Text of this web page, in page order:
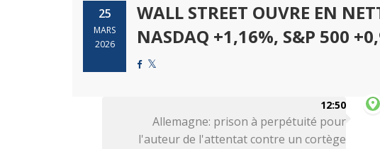
25
MARS
2026
WALL STREET OUVRE EN
NASDAQ +1,16%, S&P 500
12:50
Allemagne: prison à perpétuité pour
l'auteur de l'attentat contre un cortège